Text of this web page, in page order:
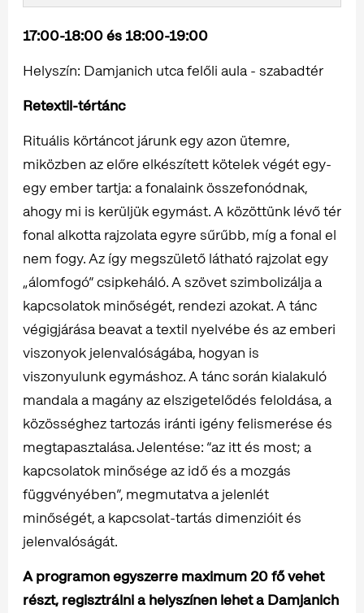
17:00-18:00 és 18:00-19:00
Helyszín: Damjanich utca felőli aula - szabadtér
Retextil-tértánc
Rituális körtáncot járunk egy azon ütemre,
miközben az előre elkészített kötelek végét egy-
egy ember tartja: a fonalaink összefonódnak,
ahogy mi is kerüljük egymást. A közöttünk lévő tér
fonal alkotta rajzolata egyre sűrűbb, míg a fonal el
nem fogy. Az így megszülető látható rajzolat egy
„álomfogó” csipkeháló. A szövet szimbolizálja a
kapcsolatok minőségét, rendezi azokat. A tánc
végigjárása beavat a textil nyelvébe és az emberi
viszonyok jelenvalóságába, hogyan is
viszonyulunk egymáshoz. A tánc során kialakuló
mandala a magány az elszigetelődés feloldása, a
közösséghez tartozás iránti igény felismerése és
megtapasztalása. Jelentése: “az itt és most; a
kapcsolatok minősége az idő és a mozgás
függvényében”, megmutatva a jelenlét
minőségét, a kapcsolat-tartás dimenzióit és
jelenvalóságát.
A programon egyszerre maximum 20 fő vehet
részt, regisztrálni a helyszínen lehet a Damjanich